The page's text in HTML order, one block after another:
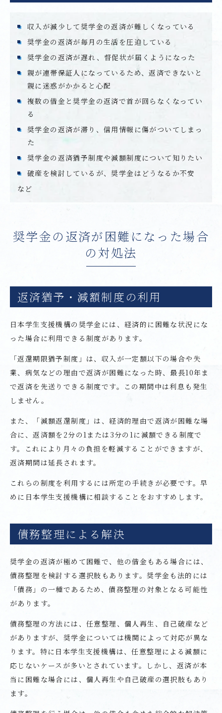
収入が減少して奨学金の返済が難しくなっている
奨学金の返済が毎月の生活を圧迫している
奨学金の返済が遅れ、督促状が届くようになった
親が連帯保証人になっているため、返済できないと
親に迷惑がかかると心配
複数の借金と奨学金の返済で首が回らなくなってい
る
奨学金の返済が滞り、信用情報に傷がついてしまっ
た
奨学金の返済猶予制度や減額制度について知りたい
破産を検討しているが、奨学金はどうなるか不安
など
奨学金の返済が困難になった場合
の対処法
返済猶予・減額制度の利用
日本学生支援機構の奨学金には、経済的に困難な状況にな
った場合に利用できる制度があります。
「返還期限猶予制度」は、収入が一定額以下の場合や失
業、病気などの理由で返済が困難になった時、最長10年ま
で返済を先送りできる制度です。この期間中は利息も発生
しません。
また、「減額返還制度」は、経済的理由で返済が困難な場
合に、返済額を2分の1または3分の1に減額できる制度で
す。これにより月々の負担を軽減することができますが、
返済期間は延長されます。
これらの制度を利用するには所定の手続きが必要です。早
めに日本学生支援機構に相談することをおすすめします。
債務整理による解決
奨学金の返済が極めて困難で、他の借金もある場合には、
債務整理を検討する選択肢もあります。奨学金も法的には
「債務」の一種であるため、債務整理の対象となる可能性
があります。
債務整理の方法には、任意整理、個人再生、自己破産など
がありますが、奨学金については機関によって対応が異な
ります。特に日本学生支援機構は、任意整理による減額に
応じないケースが多いとされています。しかし、返済が本
当に困難な場合には、個人再生や自己破産の選択肢もあり
ます。